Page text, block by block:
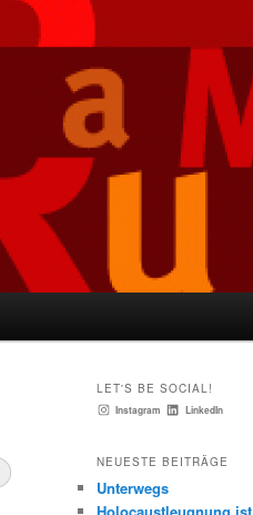
LET'S BE SOCIAL!
Instagram LinkedIn
NEUESTE BEITRÄGE
Unterwegs